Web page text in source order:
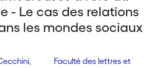
- Le cas des relations
les mondes sociaux
Faculté des lettres et